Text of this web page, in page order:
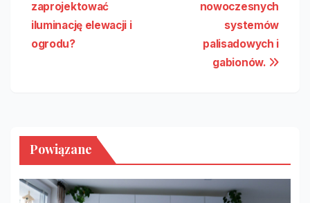
nowoczesnych
systemów
palisadowych i
gabionów.
zaprojektować
iluminację elewacji i
ogrodu?
Powiązane